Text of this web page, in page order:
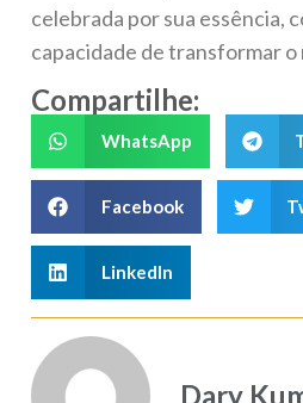
celebrada por sua essência,
capacidade de transformar o
Compartilhe:
WhatsApp
Facebook
LinkedIn
Dary